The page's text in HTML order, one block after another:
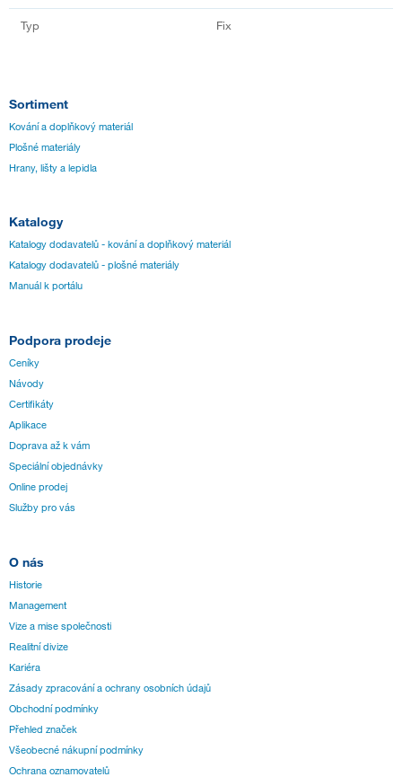
Typ Fix
Sortiment
Kování a doplňkový materiál
Plošné materiály
Hrany, lišty a lepidla
Katalogy
Katalogy dodavatelů - kování a doplňkový materiál
Katalogy dodavatelů - plošné materiály
Manuál k portálu
Podpora prodeje
Ceníky
Návody
Certifikáty
Aplikace
Doprava až k vám
Speciální objednávky
Online prodej
Služby pro vás
O nás
Historie
Management
Vize a mise společnosti
Realitní divize
Kariéra
Zásady zpracování a ochrany osobních údajů
Obchodní podmínky
Přehled značek
Všeobecné nákupní podmínky
Ochrana oznamovatelů